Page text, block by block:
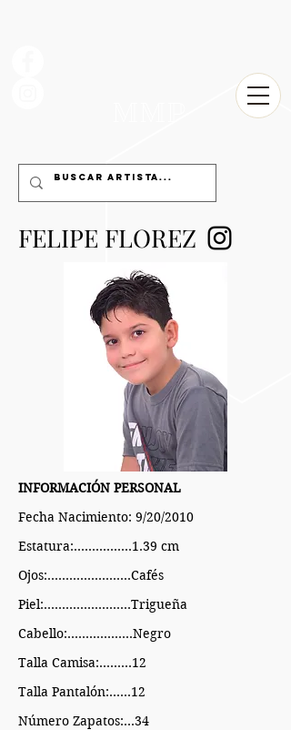
FELIPE FLOREZ
INFORMACIÓN PERSONAL
Fecha Nacimiento: 9/20/2010
Estatura:................1.39 cm
Ojos:...……...….…….Cafés
Piel:...……….......…..Trigueña
Cabello:...…….……..Negro
Talla Camisa:.........12
Talla Pantalón:......12
Número Zapatos:...34